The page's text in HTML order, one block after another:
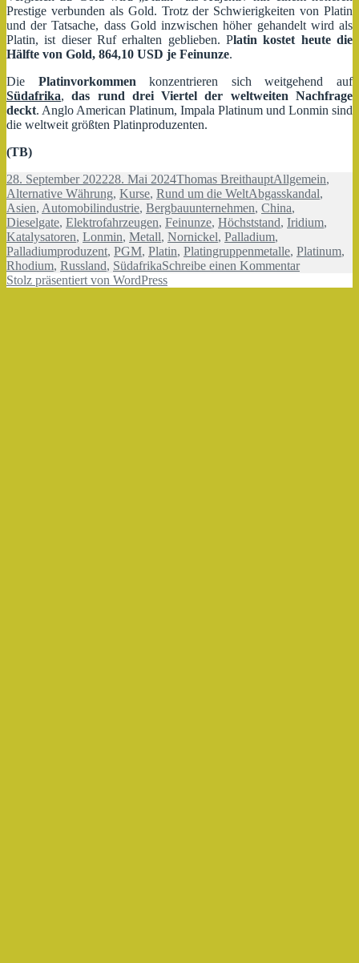
Prestige verbunden als Gold. Trotz der Schwierigkeiten von Platin
und der Tatsache, dass Gold inzwischen höher gehandelt wird als
Platin, ist dieser Ruf erhalten geblieben. Platin kostet heute die
Hälfte von Gold, 864,10 USD je Feinunze.
Die Platinvorkommen konzentrieren sich weitgehend auf
Südafrika,das rund drei Viertel der weltweiten Nachfrage
deckt. Anglo American Platinum, Impala Platinum und Lonmin sind
die weltweit größten Platinproduzenten.
(TB)
Veröffentlicht
am
28. September 202228. Mai 2024Autor
Thomas BreithauptKategorien
Allgemein,
Alternative Währung, Kurse, Rund um die WeltSchlagwörter
Abgasskandal,
Asien, Automobilindustrie, Bergbauunternehmen, China,
Dieselgate, Elektrofahrzeugen, Feinunze, Höchststand, Iridium,
Katalysatoren, Lonmin, Metall, Nornickel, Palladium,
Palladiumproduzent, PGM, Platin, Platingruppenmetalle, Platinum,
Rhodium, Russland, SüdafrikaSchreibe einen Kommentarzu
Stolz präsentiert von WordPress